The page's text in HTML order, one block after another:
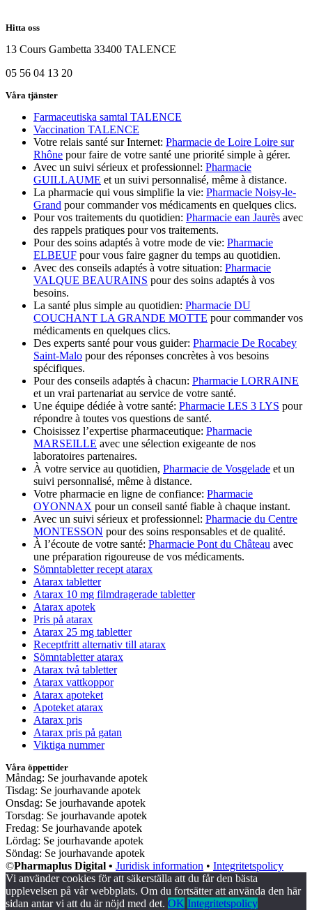
Hitta oss
13 Cours Gambetta 33400 TALENCE
05 56 04 13 20
Våra tjänster
Farmaceutiska samtal TALENCE
Vaccination TALENCE
Votre relais santé sur Internet: Pharmacie de Loire Loire sur
Rhône pour faire de votre santé une priorité simple à gérer.
Avec un suivi sérieux et professionnel: Pharmacie
GUILLAUME et un suivi personnalisé, même à distance.
La pharmacie qui vous simplifie la vie: Pharmacie Noisy-le-
Grand pour commander vos médicaments en quelques clics.
Pour vos traitements du quotidien: Pharmacie ean Jaurès avec
des rappels pratiques pour vos traitements.
Pour des soins adaptés à votre mode de vie: Pharmacie
ELBEUF pour vous faire gagner du temps au quotidien.
Avec des conseils adaptés à votre situation: Pharmacie
VALQUE BEAURAINS pour des soins adaptés à vos
besoins.
La santé plus simple au quotidien: Pharmacie DU
COUCHANT LA GRANDE MOTTE pour commander vos
médicaments en quelques clics.
Des experts santé pour vous guider: Pharmacie De Rocabey
Saint-Malo pour des réponses concrètes à vos besoins
spécifiques.
Pour des conseils adaptés à chacun: Pharmacie LORRAINE
et un vrai partenariat au service de votre santé.
Une équipe dédiée à votre santé: Pharmacie LES 3 LYS pour
répondre à toutes vos questions de santé.
Choisissez l’expertise pharmaceutique: Pharmacie
MARSEILLE avec une sélection exigeante de nos
laboratoires partenaires.
À votre service au quotidien, Pharmacie de Vosgelade et un
suivi personnalisé, même à distance.
Votre pharmacie en ligne de confiance: Pharmacie
OYONNAX pour un conseil santé fiable à chaque instant.
Avec un suivi sérieux et professionnel: Pharmacie du Centre
MONTESSON pour des soins responsables et de qualité.
À l’écoute de votre santé: Pharmacie Pont du Château avec
une préparation rigoureuse de vos médicaments.
Sömntabletter recept atarax
Atarax tabletter
Atarax 10 mg filmdragerade tabletter
Atarax apotek
Pris på atarax
Atarax 25 mg tabletter
Receptfritt alternativ till atarax
Sömntabletter atarax
Atarax två tabletter
Atarax vattkoppor
Atarax apoteket
Apoteket atarax
Atarax pris
Atarax pris på gatan
Viktiga nummer
Våra öppettider
Måndag: Se jourhavande apotek
Tisdag: Se jourhavande apotek
Onsdag: Se jourhavande apotek
Torsdag: Se jourhavande apotek
Fredag: Se jourhavande apotek
Lördag: Se jourhavande apotek
Söndag: Se jourhavande apotek
©Pharmaplus Digital • Juridisk information • Integritetspolicy
Vi använder cookies för att säkerställa att du får den bästa
upplevelsen på vår webbplats. Om du fortsätter att använda den här
sidan antar vi att du är nöjd med det. OK Integritetspolicy